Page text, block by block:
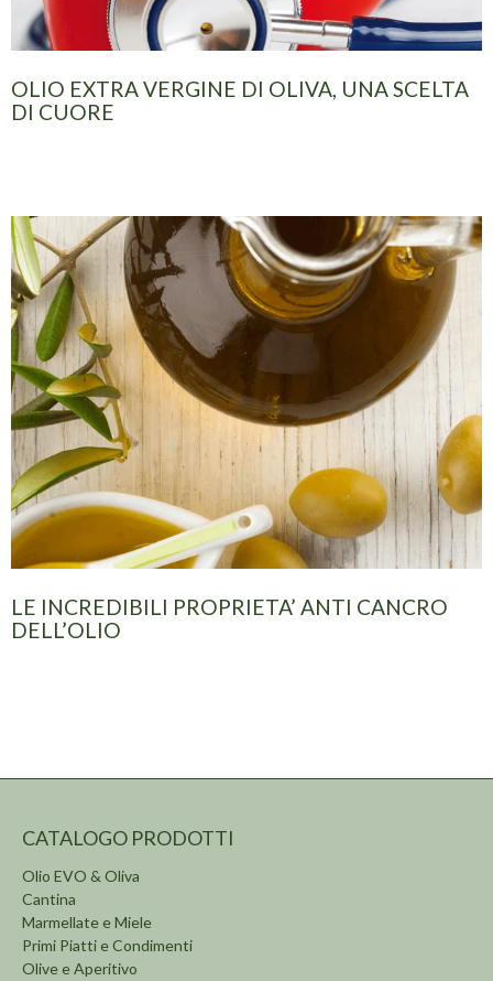
OLIO EXTRA VERGINE DI OLIVA, UNA SCELTA
DI CUORE
LE INCREDIBILI PROPRIETA’ ANTI CANCRO
DELL’OLIO
CATALOGO PRODOTTI
Olio EVO & Oliva
Cantina
Marmellate e Miele
Primi Piatti e Condimenti
Olive e Aperitivo